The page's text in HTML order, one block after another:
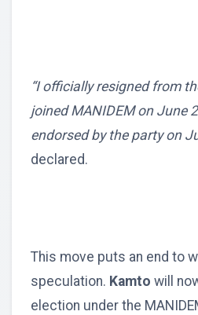
“I officially resigned from
joined MANIDEM on June
endorsed by the party on
declared.
This move puts an end to
speculation. Kamto will
election under the